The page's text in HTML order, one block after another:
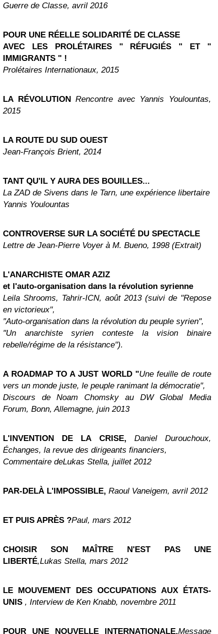
Guerre de Classe, avril 2016
POUR UNE RÉELLE SOLIDARITÉ DE CLASSE
AVEC LES PROLÉTAIRES " RÉFUGIÉS " ET "
IMMIGRANTS " !
Prolétaires Internationaux, 2015
LA RÉVOLUTION Rencontre avec Yannis Youlountas,
2015
LA ROUTE DU SUD OUEST
Jean-François Brient, 2014
TANT QU'IL Y AURA DES BOUILLES...
La ZAD de Sivens dans le Tarn, une expérience libertaire
Yannis Youlountas
CONTROVERSE SUR LA SOCIÉTÉ DU SPECTACLE
Lettre de Jean-Pierre Voyer à M. Bueno, 1998 (Extrait)
L'ANARCHISTE OMAR AZIZ
et l'auto-organisation dans la révolution syrienne
Leila Shrooms, Tahrir-ICN, août 2013 (suivi de "Repose
en victorieux",
"Auto-organisation dans la révolution du peuple syrien",
"Un anarchiste syrien conteste la vision binaire
rebelle/régime de la résistance").
A ROADMAP TO A JUST WORLD "Une feuille de route
vers un monde juste, le peuple ranimant la démocratie",
Discours de Noam Chomsky au DW Global Media
Forum, Bonn, Allemagne, juin 2013
L'INVENTION DE LA CRISE, Daniel Durouchoux,
Échanges, la revue des dirigeants financiers,
Commentaire deLukas Stella, juillet 2012
PAR-DELÀ L'IMPOSSIBLE, Raoul Vaneigem, avril 2012
ET PUIS APRÈS ?Paul, mars 2012
CHOISIR SON MAÎTRE N'EST PAS UNE
LIBERTÉ,Lukas Stella, mars 2012
LE MOUVEMENT DES OCCUPATIONS AUX ÉTATS-
UNIS , Interview de Ken Knabb, novembre 2011
POUR UNE NOUVELLE INTERNATIONALE,Message